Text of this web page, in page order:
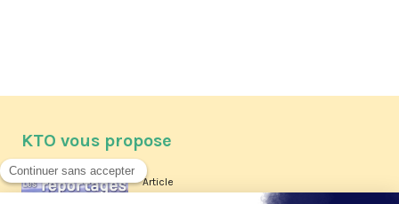
KTO vous propose
Article